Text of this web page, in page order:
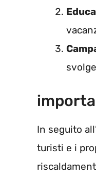
In seguito
turisti e i